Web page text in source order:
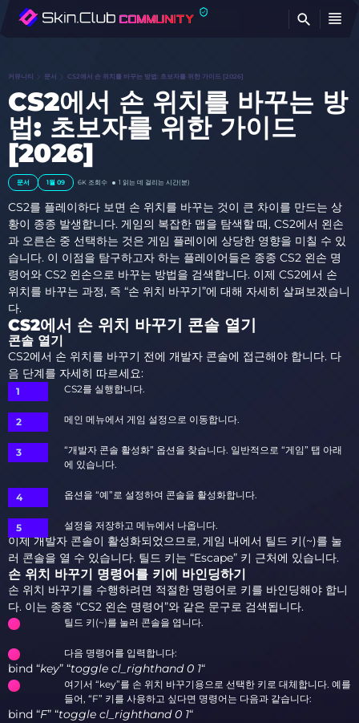
커뮤니티 문서 CS2에서 손 위치를 바꾸는 방법: 초보자를 위한 가이드 [2026]
CS2에서 손 위치를 바꾸는 방
법: 초보자를 위한 가이드
[2026]
문서 1월 09 6K 조회수 1 읽는 데 걸리는 시간(분)
CS2를 플레이하다 보면 손 위치를 바꾸는 것이 큰 차이를 만드는 상
황이 종종 발생합니다. 게임의 복잡한 맵을 탐색할 때, CS2에서 왼손
과 오른손 중 선택하는 것은 게임 플레이에 상당한 영향을 미칠 수 있
습니다. 이 이점을 탐구하고자 하는 플레이어들은 종종 CS2 왼손 명
령어와 CS2 왼손으로 바꾸는 방법을 검색합니다. 이제 CS2에서 손
위치를 바꾸는 과정, 즉 “손 위치 바꾸기”에 대해 자세히 살펴보겠습니
다.
CS2에서 손 위치 바꾸기 콘솔 열기
콘솔 열기
CS2에서 손 위치를 바꾸기 전에 개발자 콘솔에 접근해야 합니다. 다
음 단계를 자세히 따르세요:
CS2를 실행합니다.
메인 메뉴에서 게임 설정으로 이동합니다.
“개발자 콘솔 활성화” 옵션을 찾습니다. 일반적으로 “게임” 탭 아래
에 있습니다.
옵션을 “예”로 설정하여 콘솔을 활성화합니다.
설정을 저장하고 메뉴에서 나옵니다.
이제 개발자 콘솔이 활성화되었으므로, 게임 내에서 틸드 키(~)를 눌
러 콘솔을 열 수 있습니다. 틸드 키는 “Escape” 키 근처에 있습니다.
손 위치 바꾸기 명령어를 키에 바인딩하기
손 위치 바꾸기를 수행하려면 적절한 명령어로 키를 바인딩해야 합니
다. 이는 종종 “CS2 왼손 명령어”와 같은 문구로 검색됩니다.
틸드 키(~)를 눌러 콘솔을 엽니다.
다음 명령어를 입력합니다:
bind “key” “toggle cl_righthand 0 1“
여기서 “key”를 손 위치 바꾸기용으로 선택한 키로 대체합니다. 예를
들어, “F” 키를 사용하고 싶다면 명령어는 다음과 같습니다:
bind “F” “toggle cl_righthand 0 1“